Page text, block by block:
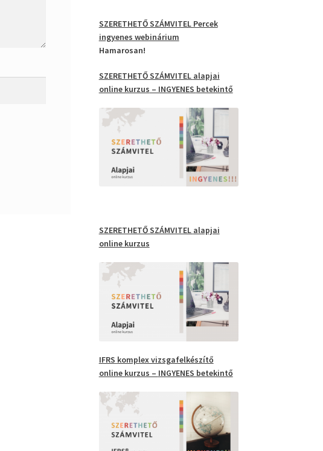
SZERETHETŐ SZÁMVITEL Percek
ingyenes webinárium
Hamarosan!
SZERETHETŐ SZÁMVITEL alapjai
online kurzus – INGYENES betekintő
SZERETHETŐ SZÁMVITEL alapjai
online kurzus
IFRS komplex vizsgafelkészítő
online kurzus – INGYENES betekintő